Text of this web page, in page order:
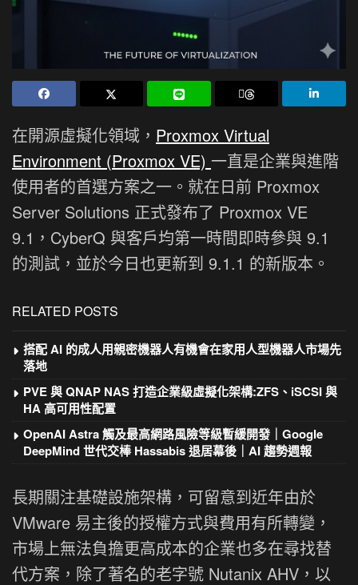
在開源虛擬化領域， Proxmox Virtual
Environment (Proxmox VE) 一直是企業與進階
使用者的首選方案之一。就在日前 Proxmox
Server Solutions 正式發布了 Proxmox VE
9.1，CyberQ 與客戶均第一時間即時參與 9.1
的測試，並於今日也更新到 9.1.1 的新版本。
RELATED POSTS
搭配 AI 的成人用親密機器人有機會在家用人型機器人市場先
落地
PVE 與 QNAP NAS 打造企業級虛擬化架構:ZFS、iSCSI 與
HA 高可用性配置
OpenAI Astra 觸及最高網路風險等級暫緩開發｜Google
DeepMind 世代交棒 Hassabis 退居幕後｜AI 趨勢週報
長期關注基礎設施架構，可留意到近年由於
VMware 易主後的授權方式與費用有所轉變，
市場上無法負擔更高成本的企業也多在尋找替
代方案，除了著名的老字號 Nutanix AHV，以